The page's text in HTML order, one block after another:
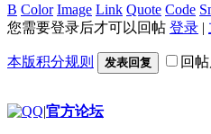
B Color Image Link Quote Code
您需要登录后才可以回帖 登录 |
本版积分规则 发表回复 回
|官方论坛